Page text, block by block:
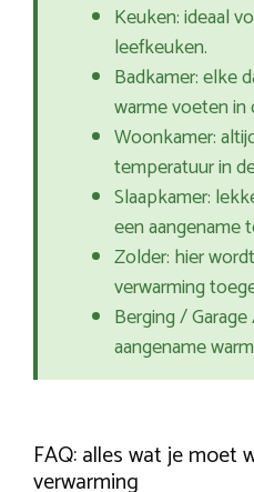
Keuken: ideaal
leefkeuken.
Badkamer: elke
warme voeten in
Woonkamer:
temperatuur in
Slaapkamer:
een aangename
Zolder: hier
verwarming
Berging /
aangename
FAQ: alles wat je moet
verwarming